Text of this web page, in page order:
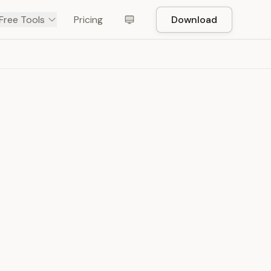
Tools Pricing Download